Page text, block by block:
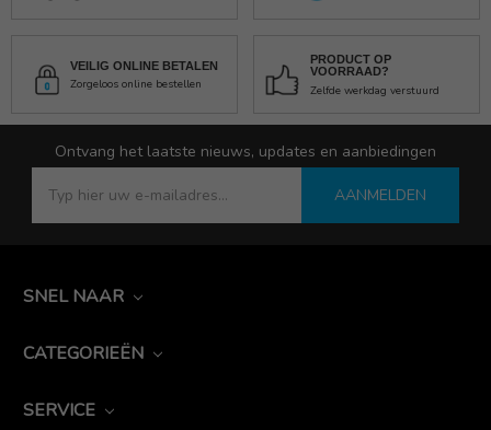
VEILIG ONLINE BETALEN
Zorgeloos online bestellen
PRODUCT OP
VOORRAAD?
Zelfde werkdag verstuurd
Ontvang het laatste nieuws, updates en aanbiedingen
AANMELDEN
SNEL NAAR
CATEGORIEËN
SERVICE